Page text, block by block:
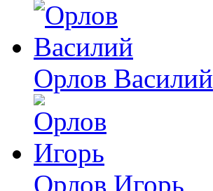
Орлов Василий
Орлов Игорь